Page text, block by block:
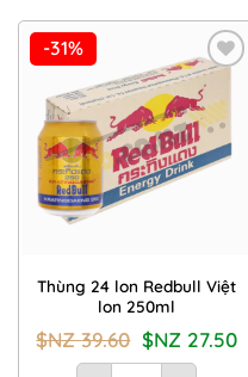
-31%
Add to
Wishlist
Thùng 24 lon Redbull Việt
lon 250ml
$NZ39.60 Giá
gốc
là:
$NZ 27.50
Thùng 24 lon